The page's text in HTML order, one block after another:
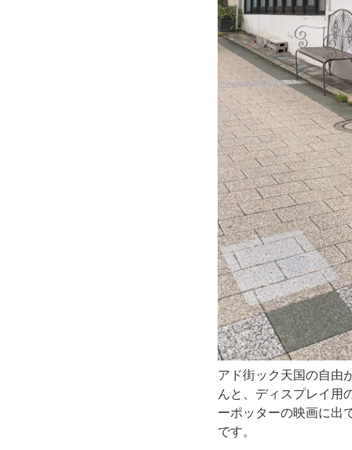
特
集
で
も
紹
介
さ
れ
た
「西
村
アド街ック天国の自由
んと、ディスプレイ用
ーポッターの映画に出
です。